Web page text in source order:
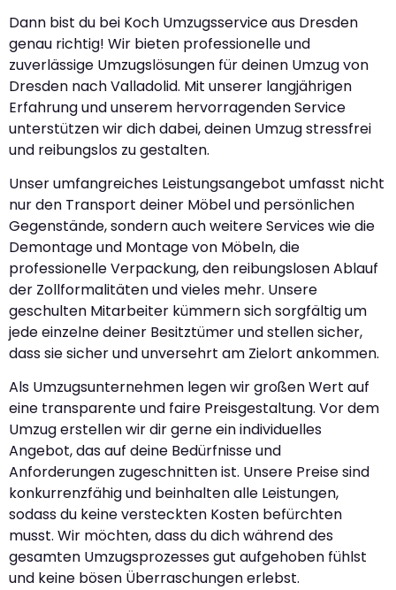
Dann bist du bei Koch Umzugsservice aus Dresden
genau richtig! Wir bieten professionelle und
zuverlässige Umzugslösungen für deinen Umzug von
Dresden nach Valladolid. Mit unserer langjährigen
Erfahrung und unserem hervorragenden Service
unterstützen wir dich dabei, deinen Umzug stressfrei
und reibungslos zu gestalten.
Unser umfangreiches Leistungsangebot umfasst nicht
nur den Transport deiner Möbel und persönlichen
Gegenstände, sondern auch weitere Services wie die
Demontage und Montage von Möbeln, die
professionelle Verpackung, den reibungslosen Ablauf
der Zollformalitäten und vieles mehr. Unsere
geschulten Mitarbeiter kümmern sich sorgfältig um
jede einzelne deiner Besitztümer und stellen sicher,
dass sie sicher und unversehrt am Zielort ankommen.
Als Umzugsunternehmen legen wir großen Wert auf
eine transparente und faire Preisgestaltung. Vor dem
Umzug erstellen wir dir gerne ein individuelles
Angebot, das auf deine Bedürfnisse und
Anforderungen zugeschnitten ist. Unsere Preise sind
konkurrenzfähig und beinhalten alle Leistungen,
sodass du keine versteckten Kosten befürchten
musst. Wir möchten, dass du dich während des
gesamten Umzugsprozesses gut aufgehoben fühlst
und keine bösen Überraschungen erlebst.